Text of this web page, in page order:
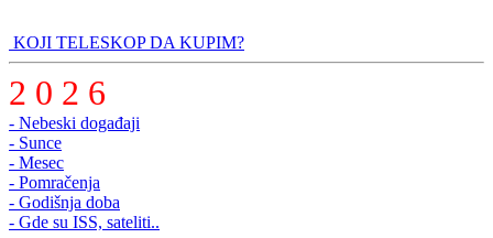
KOJI TELESKOP DA KUPIM?
2 0 2 6
- Nebeski događaji
- Sunce
- Mesec
- Pomračenja
- Godišnja doba
- Gde su ISS, sateliti..